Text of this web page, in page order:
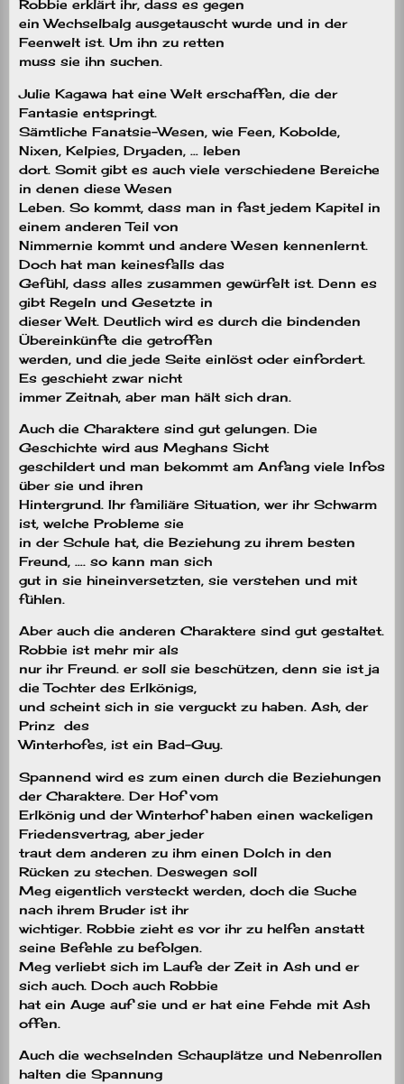
Robbie erklärt ihr, dass es gegen
ein Wechselbalg ausgetauscht wurde und in der
Feenwelt ist. Um ihn zu retten
muss sie ihn suchen.
Julie Kagawa hat eine Welt erschaffen, die der
Fantasie entspringt.
Sämtliche Fanatsie-Wesen, wie Feen, Kobolde,
Nixen, Kelpies, Dryaden, … leben
dort. Somit gibt es auch viele verschiedene Bereiche
in denen diese Wesen
Leben. So kommt, dass man in fast jedem Kapitel in
einem anderen Teil von
Nimmernie kommt und andere Wesen kennenlernt.
Doch hat man keinesfalls das
Gefühl, dass alles zusammen gewürfelt ist. Denn es
gibt Regeln und Gesetzte in
dieser Welt. Deutlich wird es durch die bindenden
Übereinkünfte die getroffen
werden, und die jede Seite einlöst oder einfordert.
Es geschieht zwar nicht
immer Zeitnah, aber man hält sich dran.
Auch die Charaktere sind gut gelungen. Die
Geschichte wird aus Meghans Sicht
geschildert und man bekommt am Anfang viele Infos
über sie und ihren
Hintergrund. Ihr familiäre Situation, wer ihr Schwarm
ist, welche Probleme sie
in der Schule hat, die Beziehung zu ihrem besten
Freund, …. so kann man sich
gut in sie hineinversetzten, sie verstehen und mit
fühlen.
Aber auch die anderen Charaktere sind gut gestaltet.
Robbie ist mehr mir als
nur ihr Freund. er soll sie beschützen, denn sie ist ja
die Tochter des Erlkönigs,
und scheint sich in sie verguckt zu haben. Ash, der
Prinz des
Winterhofes, ist ein Bad-Guy.
Spannend wird es zum einen durch die Beziehungen
der Charaktere. Der Hof vom
Erlkönig und der Winterhof haben einen wackeligen
Friedensvertrag, aber jeder
traut dem anderen zu ihm einen Dolch in den
Rücken zu stechen. Deswegen soll
Meg eigentlich versteckt werden, doch die Suche
nach ihrem Bruder ist ihr
wichtiger. Robbie zieht es vor ihr zu helfen anstatt
seine Befehle zu befolgen.
Meg verliebt sich im Laufe der Zeit in Ash und er
sich auch. Doch auch Robbie
hat ein Auge auf sie und er hat eine Fehde mit Ash
offen.
Auch die wechselnden Schauplätze und Nebenrollen
halten die Spannung